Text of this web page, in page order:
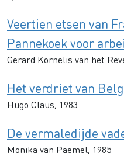
Veertien etsen van
Pannekoek voor
Gerard Kornelis van het
Het verdriet van
Hugo Claus, 1983
De vermaledijde
Monika van Paemel, 1985